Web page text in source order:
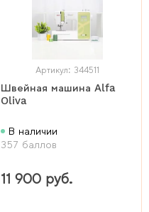
Артикул: 344511
Швейная машина Alfa
Oliva
В наличии
357 баллов
11 900 руб.